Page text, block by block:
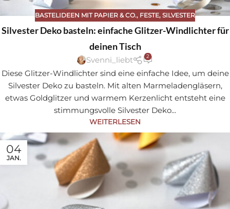
BASTELIDEEN MIT PAPIER & CO., FESTE, SILVESTER
Silvester Deko basteln: einfache Glitzer-Windlichter für
deinen Tisch
Svenni_liebt 2
Diese Glitzer-Windlichter sind eine einfache Idee, um deine
Silvester Deko zu basteln. Mit alten Marmeladengläsern,
etwas Goldglitzer und warmem Kerzenlicht entsteht eine
stimmungsvolle Silvester Deko...
WEITERLESEN
04
JAN.